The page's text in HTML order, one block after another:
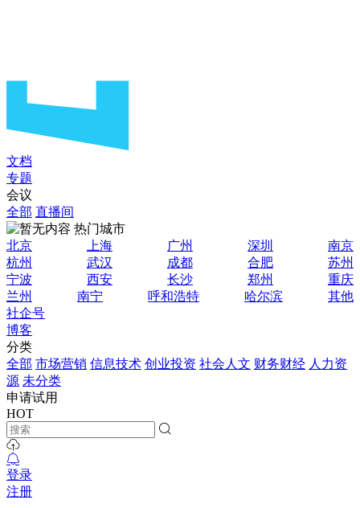
文档
专题
会议
全部 直播间
热门城市
北京
上海 广州 深圳
南京
杭州
武汉 成都 合肥
苏州
宁波
西安 长沙 郑州
重庆
兰州
南宁 呼和浩特 哈尔滨
其他
社企号
博客
分类
全部 市场营销 信息技术 创业投资 社会人文 财务财经 人力资
源 未分类
申请试用
HOT
登录
注册